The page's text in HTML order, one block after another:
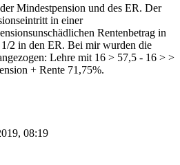
Mindestpension und des ER. Der
in einer
Rentenbetrag in
2 in den ER. Bei mir wurden die
Lehre mit 16 > 57,5 - 16 > >
+ Rente 71,75%.
08:19